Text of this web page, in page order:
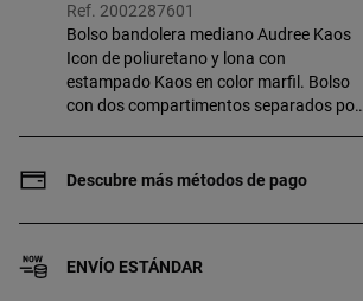
Ref. 2002287601
Bolso bandolera mediano Audree Kaos
Icon de poliuretano y lona con
estampado Kaos en color marfil. Bolso
con dos compartimentos separados por
Cierre de solapa con dos botones
bandolera ajustable y extraíble. Medidas
Descubre más métodos de pago
ENVÍO ESTÁNDAR